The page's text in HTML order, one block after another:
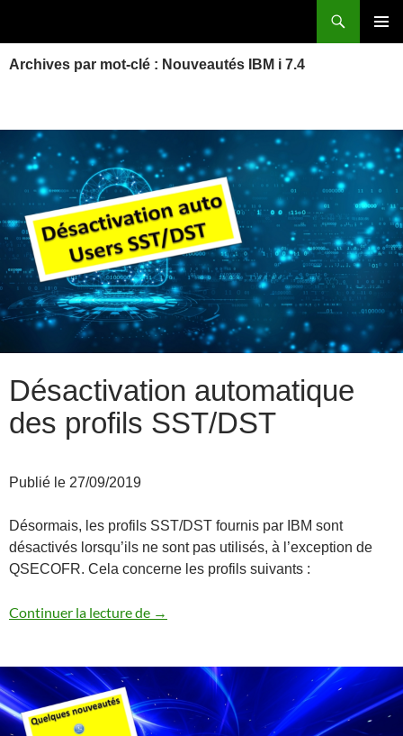
Archives par mot-clé : Nouveautés IBM i 7.4
Désactivation automatique
des profils SST/DST
Publié le 27/09/2019
Désormais, les profils SST/DST fournis par IBM sont
désactivés lorsqu’ils ne sont pas utilisés, à l’exception de
QSECOFR. Cela concerne les profils suivants :
Continuer la lecture de Désactivation automatique des profils
→